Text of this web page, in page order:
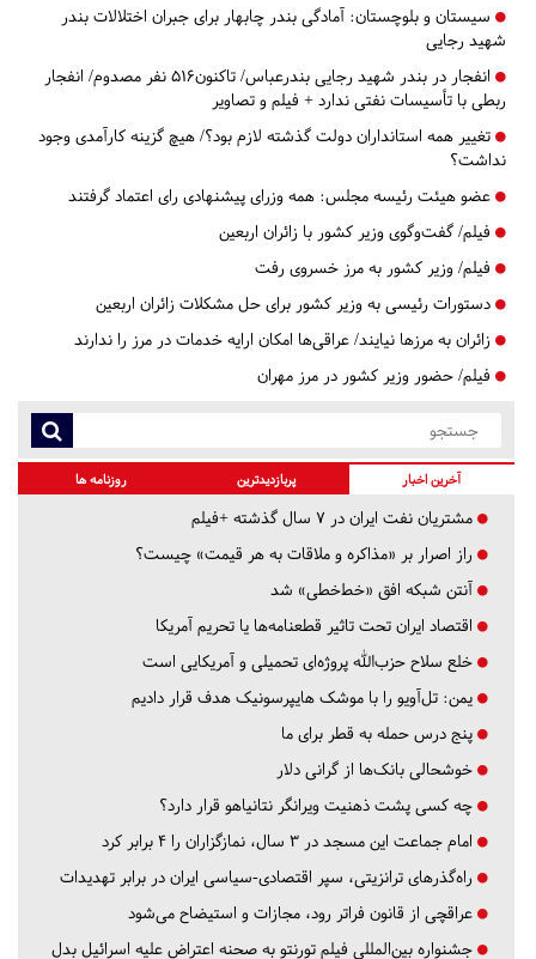
سیستان و بلوچستان: آمادگی بندر چابهار برای جبران اختلالات بندر
شهید رجایی
انفجار در بندر شهید رجایی بندرعباس/ تاکنون۵۱۶ نفر مصدوم/ انفجار
ربطی با تأسیسات نفتی ندارد + فیلم و تصاویر
تغییر همه استانداران دولت گذشته لازم بود؟/ هیچ گزینه کارآمدی وجود
نداشت؟
عضو هیئت رئیسه مجلس: همه وزرای پیشنهادی رای اعتماد گرفتند
فیلم/ گفت‌وگوی وزیر کشور با زائران اربعین
فیلم/ وزیر کشور به مرز خسروی رفت
دستورات رئیسی به وزیر کشور برای حل مشکلات زائران اربعین
زائران به مرزها نیایند/ عراقی‌ها امکان ارایه خدمات در مرز را ندارند
فیلم/ حضور وزیر کشور در مرز مهران
آخرین اخبار پربازدیدترین روزنامه ها
مشتریان نفت ایران در ۷ سال گذشته +فیلم
راز اصرار بر «مذاکره و ملاقات به هر قیمت» چیست؟
آنتن شبکه افق «خط‌خطی» شد
اقتصاد ایران تحت تاثیر قطعنامه‌ها یا تحریم‌ آمریکا
خلع سلاح حزب‌الله پروژه‌ای تحمیلی و آمریکایی است
یمن: تل‌آویو را با موشک هایپرسونیک هدف قرار دادیم
پنج درس‌ حمله به قطر برای ما
خوشحالی بانک‌ها از گرانی دلار
چه کسی پشت ذهنیت ویرانگر نتانیاهو قرار دارد؟
امام جماعت این مسجد در ۳ سال، نمازگزاران را ۴ برابر کرد
راه‌گذرهای ترانزیتی، سپر اقتصادی-سیاسی ایران در برابر تهدیدات
عراقچی از قانون فراتر رود، مجازات و استیضاح می‌شود
جشنواره بین‌المللی فیلم تورنتو به صحنه اعتراض علیه اسرائیل بدل